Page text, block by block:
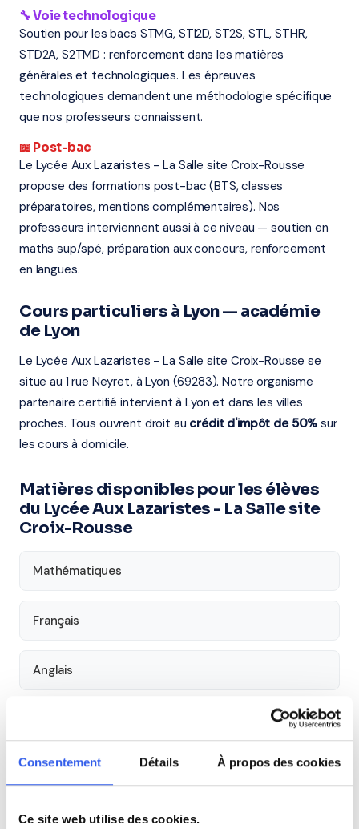
Consentement Détails À propos des cookies
Ce site web utilise des cookies.
🔧 Voie technologique
Soutien pour les bacs STMG, STI2D, ST2S, STL, STHR,
STD2A, S2TMD : renforcement dans les matières
générales et technologiques. Les épreuves
technologiques demandent une méthodologie spécifique
que nos professeurs connaissent.
📖 Post-bac
Le Lycée Aux Lazaristes - La Salle site Croix-Rousse
propose des formations post-bac (BTS, classes
préparatoires, mentions complémentaires). Nos
professeurs interviennent aussi à ce niveau — soutien en
maths sup/spé, préparation aux concours, renforcement
en langues.
Cours particuliers à Lyon — académie
de Lyon
Le Lycée Aux Lazaristes - La Salle site Croix-Rousse se
situe au 1 rue Neyret, à Lyon (69283). Notre organisme
partenaire certifié intervient à Lyon et dans les villes
proches. Tous ouvrent droit au crédit d'impôt de 50% sur
les cours à domicile.
Matières disponibles pour les élèves
du Lycée Aux Lazaristes - La Salle site
Croix-Rousse
Mathématiques
Français
Anglais
Économie
Aide aux devoirs